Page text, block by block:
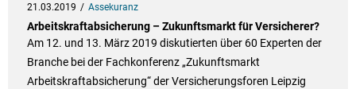
21.03.2019 Assekuranz
Arbeitskraftabsicherung – Zukunftsmarkt für Versicherer?
Am 12. und 13. März 2019 diskutierten über 60 Experten der
Branche bei der Fachkonferenz „Zukunftsmarkt
Arbeitskraftabsicherung“ der Versicherungsforen Leipzig